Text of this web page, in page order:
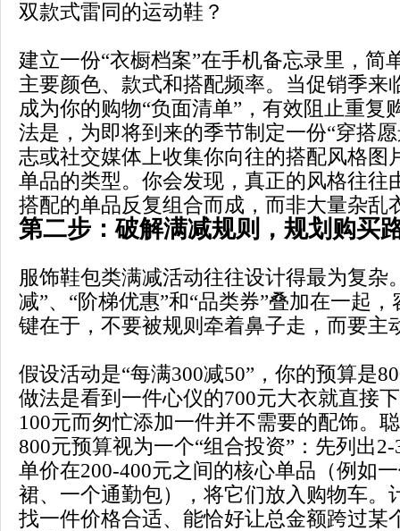
双款式雷同的运动鞋？
建立一份“衣橱档案”在手机备忘录里，简
主要颜色、款式和搭配频率。当促销季来
成为你的购物“负面清单”，有效阻止重复
法是，为即将到来的季节制定一份“穿搭
志或社交媒体上收集你向往的搭配风格图
单品的类型。你会发现，真正的风格往往
搭配的单品反复组合而成，而非大量杂乱
第二步：破解满减规则，规划购买
服饰鞋包类满减活动往往设计得最为复杂
减”、“阶梯优惠”和“品类券”叠加在一起
键在于，不要被规则牵着鼻子走，而要主
假设活动是“每满300减50”，你的预算是
做法是看到一件心仪的700元大衣就直接
100元而匆忙添加一件并不需要的配饰。
800元预算视为一个“组合投资”：先列出
单价在200-400元之间的核心单品（例如
裙、一个通勤包），将它们放入购物车。
找一件价格合适、能恰好让总金额跨过某